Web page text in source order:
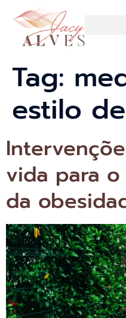
Tag:
estilo
vida para
da